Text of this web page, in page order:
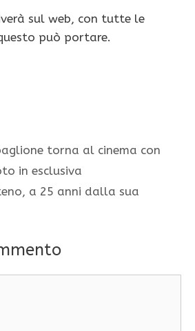
sul web, con tutte le
può portare.
torna al cinema con
in esclusiva
a 25 anni dalla sua